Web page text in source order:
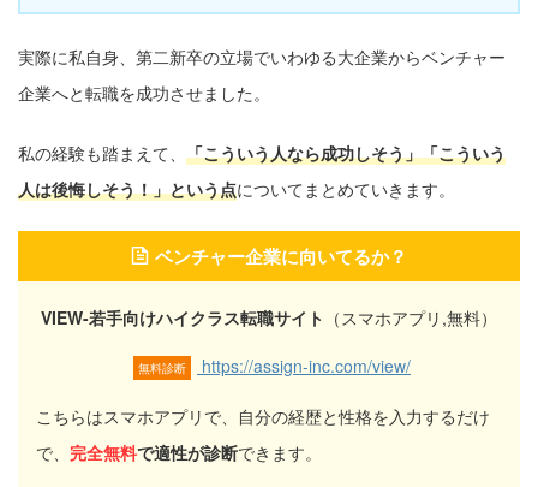
実際に私自身、第二新卒の立場でいわゆる大企業からベンチャー
企業へと転職を成功させました。
私の経験も踏まえて、 「こういう人なら成功しそう」「こういう
人は後悔しそう！」という点についてまとめていきます。
ベンチャー企業に向いてるか？
VIEW-若手向けハイクラス転職サイト （スマホアプリ,無料）
無料診断 https://assign-inc.com/view/
こちらはスマホアプリで、自分の経歴と性格を入力するだけ
で、 完全無料で適性が診断できます。